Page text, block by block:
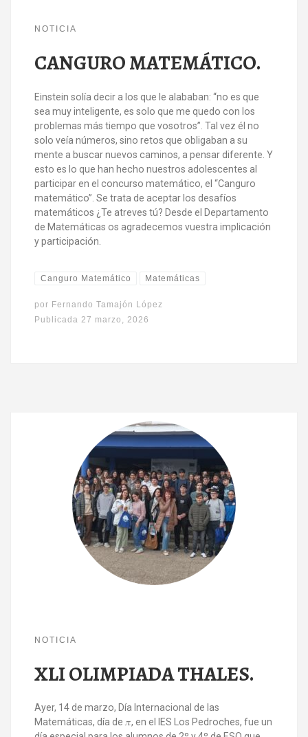
NOTICIA
CANGURO MATEMÁTICO.
Einstein solía decir a los que le alababan: “no es que
sea muy inteligente, es solo que me quedo con los
problemas más tiempo que vosotros”. Tal vez él no
solo veía números, sino retos que obligaban a su
mente a buscar nuevos caminos, a pensar diferente. Y
esto es lo que han hecho nuestros adolescentes al
participar en el concurso matemático, el “Canguro
matemático”. Se trata de aceptar los desafíos
matemáticos ¿Te atreves tú? Desde el Departamento
de Matemáticas os agradecemos vuestra implicación
y participación.
Canguro Matemático Matemáticas
por Fernando Tamajón López
Publicada 27 marzo, 2026
NOTICIA
XLI OLIMPIADA THALES.
Ayer, 14 de marzo, Día Internacional de las
Matemáticas, día de 𝜋, en el IES Los Pedroches, fue un